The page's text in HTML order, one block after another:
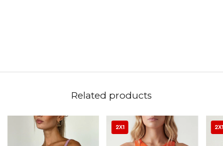
Related products
2X1